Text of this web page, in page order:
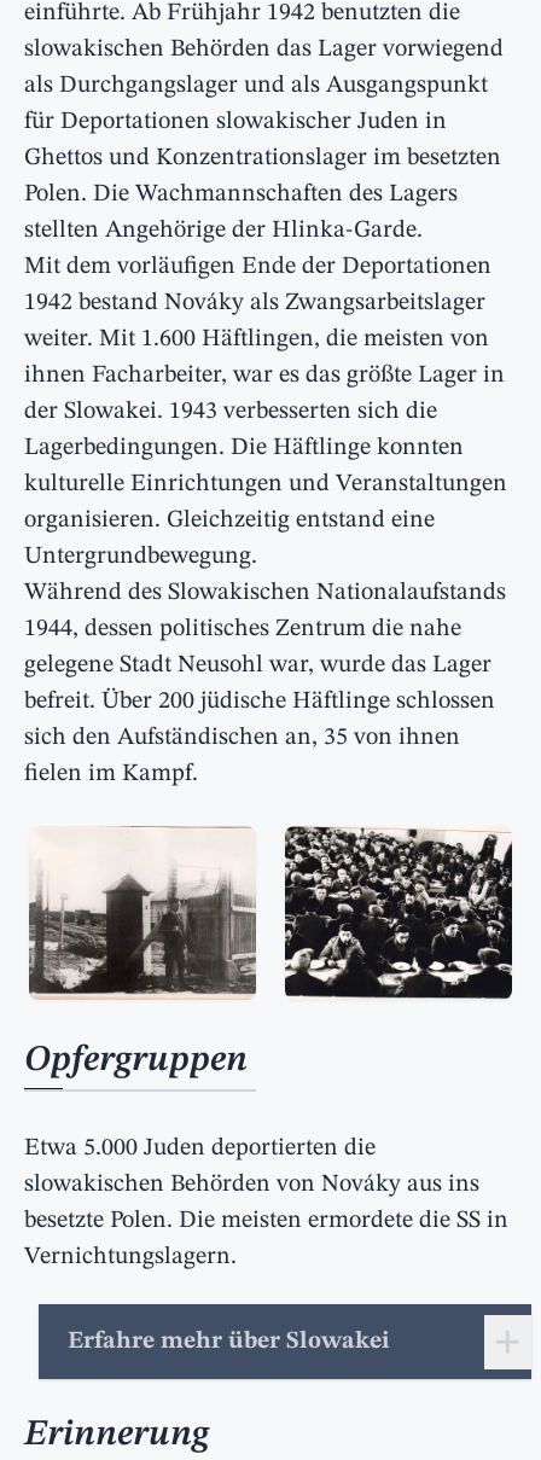
einführte. Ab Frühjahr 1942 benutzten die
slowakischen Behörden das Lager vorwiegend
als Durchgangslager und als Ausgangspunkt
für Deportationen slowakischer Juden in
Ghettos und Konzentrationslager im besetzten
Polen. Die Wachmannschaften des Lagers
stellten Angehörige der Hlinka-Garde.
Mit dem vorläufigen Ende der Deportationen
1942 bestand Nováky als Zwangsarbeitslager
weiter. Mit 1.600 Häftlingen, die meisten von
ihnen Facharbeiter, war es das größte Lager in
der Slowakei. 1943 verbesserten sich die
Lagerbedingungen. Die Häftlinge konnten
kulturelle Einrichtungen und Veranstaltungen
organisieren. Gleichzeitig entstand eine
Untergrundbewegung.
Während des Slowakischen Nationalaufstands
1944, dessen politisches Zentrum die nahe
gelegene Stadt Neusohl war, wurde das Lager
befreit. Über 200 jüdische Häftlinge schlossen
sich den Aufständischen an, 35 von ihnen
fielen im Kampf.
Opfergruppen
Etwa 5.000 Juden deportierten die
slowakischen Behörden von Nováky aus ins
besetzte Polen. Die meisten ermordete die SS in
Vernichtungslagern.
Erfahre mehr über Slowakei +
Erinnerung